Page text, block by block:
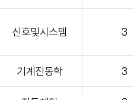
신호및시스템 3
기계진동학 3